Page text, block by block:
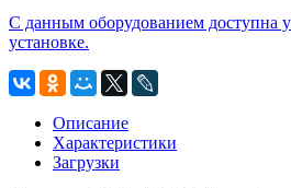
С данным оборудованием доступна
установке.
Описание
Характеристики
Загрузки